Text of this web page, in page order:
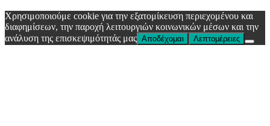
Χρησιμοποιούμε cookie για την εξατομίκευση περιεχομένου και
διαφημίσεων, την παροχή λειτουργιών κοινωνικών μέσων και την
ανάλυση της επισκεψιμότητάς μας Αποδέχομαι Λεπτομέρειες